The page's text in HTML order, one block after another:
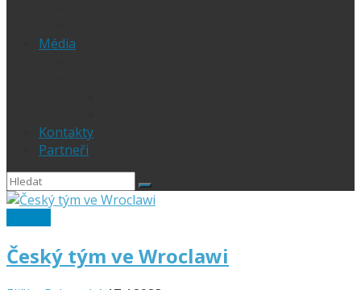
Média
Kontakty
Partneři
Český tým ve Wroclawi